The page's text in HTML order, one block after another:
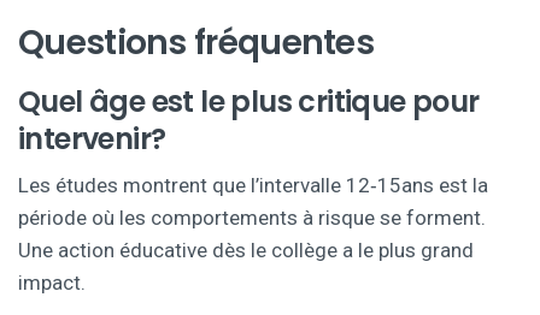
Questions fréquentes
Quel âge est le plus critique pour
intervenir?
Les études montrent que l’intervalle 12‑15ans est la
période où les comportements à risque se forment.
Une action éducative dès le collège a le plus grand
impact.